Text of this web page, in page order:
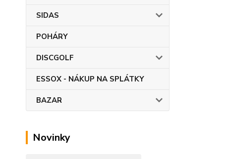
SIDAS
POHÁRY
DISCGOLF
ESSOX - NÁKUP NA SPLÁTKY
BAZAR
Novinky